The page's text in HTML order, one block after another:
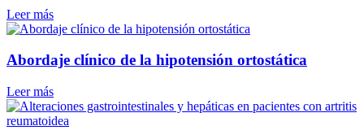
Leer más
Abordaje clínico de la hipotensión ortostática
Leer más